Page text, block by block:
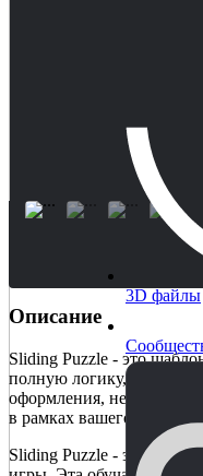
3D файлы
Описание
Sliding Puzzle - это
полную логику, игровой
оформления,
в рамках вашего более
Sliding Puzzle - это